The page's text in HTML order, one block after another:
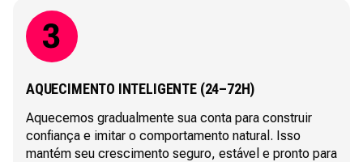
AQUECIMENTO INTELIGENTE (24–72H)
Aquecemos gradualmente sua conta para construir
confiança e imitar o comportamento natural. Isso
mantém seu crescimento seguro, estável e pronto para